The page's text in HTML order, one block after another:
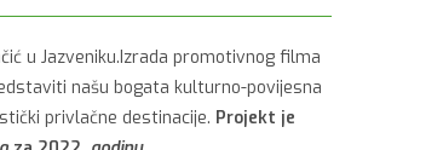
u Jazveniku.Izrada promotivnog filma
našu bogata kulturno-povijesna
privlačne destinacije. Projekt je